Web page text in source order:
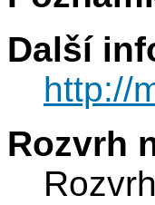
Další
http://
Rozvrh